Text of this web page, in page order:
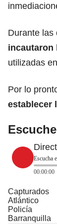
Durante las
incautaron
utilizadas
Por lo
establecer
Escucha
00:00:00
Capturados
Atlántico
Policía
Barranquilla